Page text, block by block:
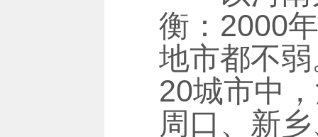
衡：2000
地市都不
20城市中
周口、新